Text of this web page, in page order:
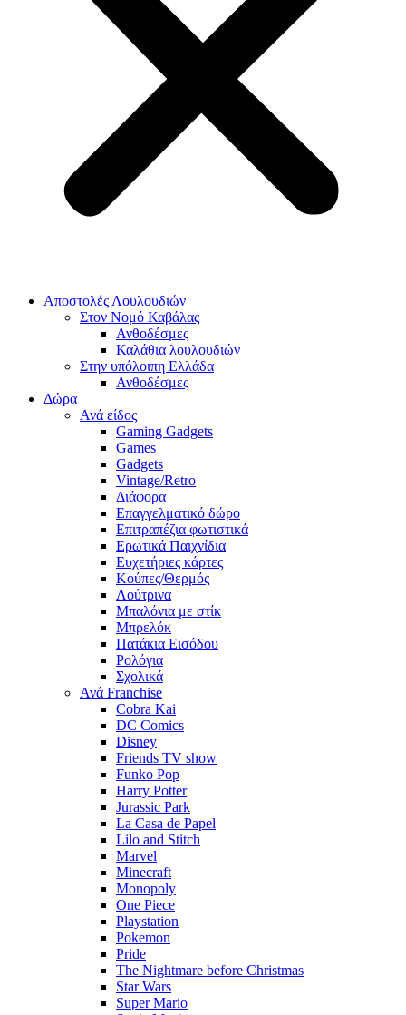
Αποστολές Λουλουδιών
Στον Νομό Καβάλας
Ανθοδέσμες
Καλάθια λουλουδιών
Στην υπόλοιπη Ελλάδα
Ανθοδέσμες
Δώρα
Ανά είδος
Gaming Gadgets
Games
Gadgets
Vintage/Retro
Διάφορα
Επαγγελματικό δώρο
Επιτραπέζια φωτιστικά
Ερωτικά Παιχνίδια
Ευχετήριες κάρτες
Κούπες/Θερμός
Λούτρινα
Μπαλόνια με στίκ
Μπρελόκ
Πατάκια Εισόδου
Ρολόγια
Σχολικά
Ανά Franchise
Cobra Kai
DC Comics
Disney
Friends TV show
Funko Pop
Harry Potter
Jurassic Park
La Casa de Papel
Lilo and Stitch
Marvel
Minecraft
Monopoly
One Piece
Playstation
Pokemon
Pride
The Nightmare before Christmas
Star Wars
Super Mario